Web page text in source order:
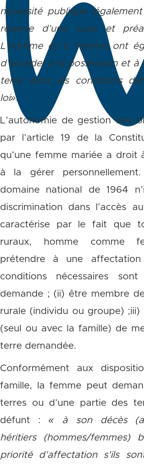
nécessité publique
réserve d’une juste et
L’homme et la femme ont
d’accéder à la possession et
terre dans les conditions
loi».
L’autonomie de gestion des
par l’article 19 de la
qu’une femme mariée a droit
à la gérer
domaine national de 1964
discrimination dans l’accès
caractérise par le fait que
ruraux, homme comme
prétendre à une
conditions nécessaires
demande ; (ii) être membre
rurale (individu ou groupe)
(seul ou avec la famille) de
terre demandée.
Conformément aux
famille, la femme peut
terres ou d’une partie des
défunt :« à son décès
héritiers (hommes/femmes)
priorité d’affectation s’ils